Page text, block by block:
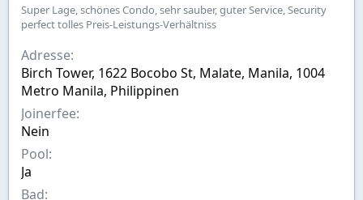
t
e
l
t
v
n
w
a
c
r
Super Lage, schönes Condo, sehr sauber, guter Service, Security
perfect tolles Preis-Leistungs-Verhältniss
Adresse
Birch Tower, 1622 Bocobo St, Malate, Manila, 1004
Metro Manila, Philippinen
Joinerfee
Nein
Pool
Ja
Bad